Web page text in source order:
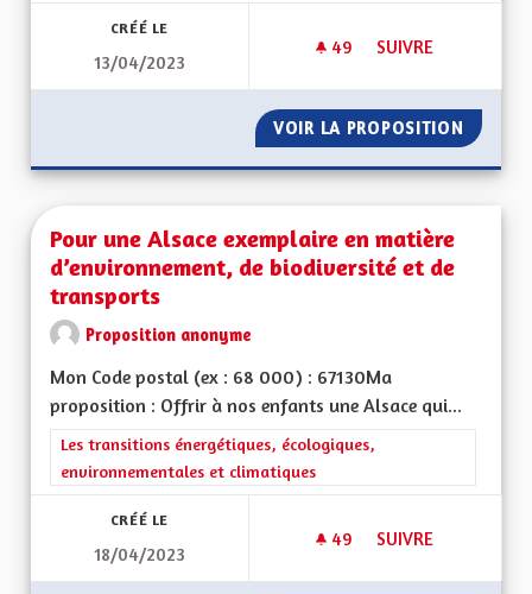
CRÉÉ LE
13/04/2023
49 49 ABONNÉS
SUIVRE
VOIR LA PROPOSITION
Pour une Alsace exemplaire en matière
d’environnement, de biodiversité et de
transports
Proposition anonyme
Mon Code postal (ex : 68 000) : 67130Ma
proposition : Offrir à nos enfants une Alsace qui...
Filtrer les résultats de la catégorie : Les transitions
Les transitions énergétiques, écologiques,
environnementales et climatiques
CRÉÉ LE
18/04/2023
49 49 ABONNÉS
SUIVRE